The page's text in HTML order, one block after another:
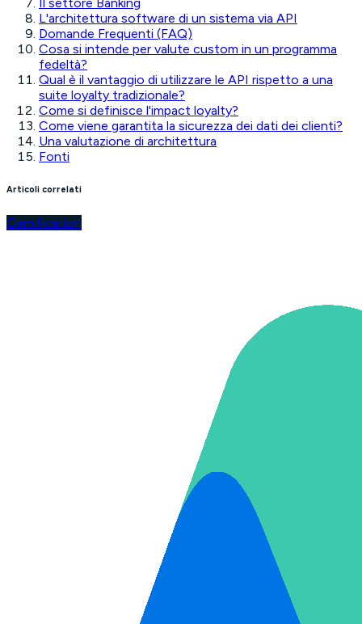
L'architettura software di un sistema via API
Domande Frequenti (FAQ)
Cosa si intende per valute custom in un programma
fedeltà?
Qual è il vantaggio di utilizzare le API rispetto a una
suite loyalty tradizionale?
Come si definisce l'impact loyalty?
Come viene garantita la sicurezza dei dati dei clienti?
Una valutazione di architettura
Fonti
Articoli correlati
Gamification